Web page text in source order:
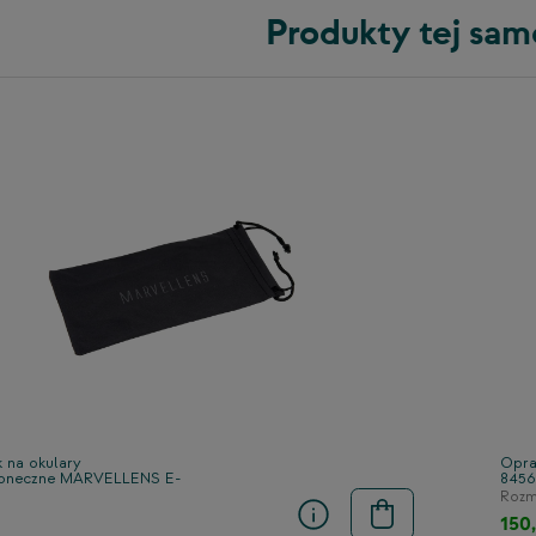
Produkty tej
na okulary
MARVELLENS E-